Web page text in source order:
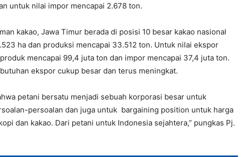
untuk nilai impor mencapai 2.678 ton.
kakao, Jawa Timur berada di posisi 10 besar kakao nasional
ha dan produksi mencapai 33.512 ton. Untuk nilai ekspor
mencapai 99,4 juta ton dan impor mencapai 37,4 juta ton.
ekspor cukup besar dan terus meningkat.
petani bersatu menjadi sebuah korporasi besar untuk
persoalan dan juga untuk bargaining position untuk harga
dan kakao. Dari petani untuk Indonesia sejahtera,” pungkas Pj.